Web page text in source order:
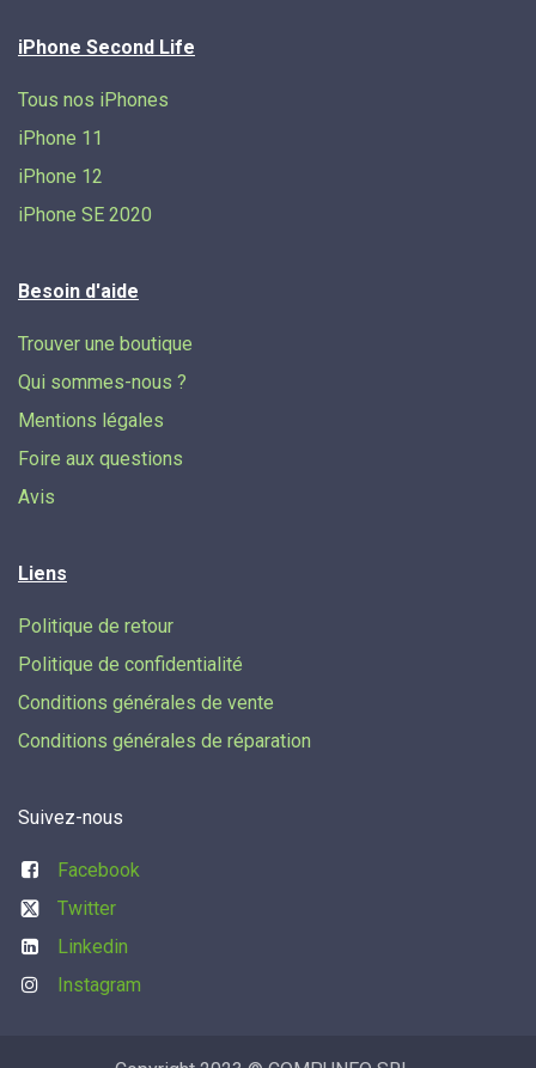
iPhone Second Life
Tous nos iPhones
iPhone 11
iPhone 12
iPhone SE 2020
Besoin d'aide
Trouver une boutique
Qui sommes-nous ?
Mentions légales
Foire aux questions
Avis
Liens
Politique de retour
Politique de confidentialité
Conditions générales de vente
Conditions générales de réparation
Suivez-nous
Facebook
Twitter
Linkedin
Instagram